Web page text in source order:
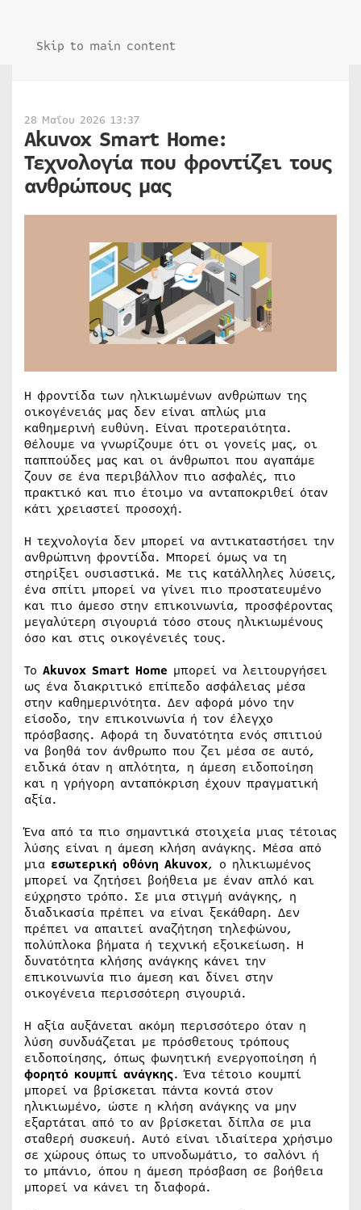
Skip to main content
28 Μαΐου 2026 13:37
Akuvox Smart Home:
Τεχνολογία που φροντίζει τους
ανθρώπους μας
Η φροντίδα των ηλικιωμένων ανθρώπων της
οικογένειάς μας δεν είναι απλώς μια
καθημερινή ευθύνη. Είναι προτεραιότητα.
Θέλουμε να γνωρίζουμε ότι οι γονείς μας, οι
παππούδες μας και οι άνθρωποι που αγαπάμε
ζουν σε ένα περιβάλλον πιο ασφαλές, πιο
πρακτικό και πιο έτοιμο να ανταποκριθεί όταν
κάτι χρειαστεί προσοχή.
Η τεχνολογία δεν μπορεί να αντικαταστήσει την
ανθρώπινη φροντίδα. Μπορεί όμως να τη
στηρίξει ουσιαστικά. Με τις κατάλληλες λύσεις,
ένα σπίτι μπορεί να γίνει πιο προστατευμένο
και πιο άμεσο στην επικοινωνία, προσφέροντας
μεγαλύτερη σιγουριά τόσο στους ηλικιωμένους
όσο και στις οικογένειές τους.
Το Akuvox Smart Home μπορεί να λειτουργήσει
ως ένα διακριτικό επίπεδο ασφάλειας μέσα
στην καθημερινότητα. Δεν αφορά μόνο την
είσοδο, την επικοινωνία ή τον έλεγχο
πρόσβασης. Αφορά τη δυνατότητα ενός σπιτιού
να βοηθά τον άνθρωπο που ζει μέσα σε αυτό,
ειδικά όταν η απλότητα, η άμεση ειδοποίηση
και η γρήγορη ανταπόκριση έχουν πραγματική
αξία.
Ένα από τα πιο σημαντικά στοιχεία μιας τέτοιας
λύσης είναι η άμεση κλήση ανάγκης. Μέσα από
μια εσωτερική οθόνη Akuvox, ο ηλικιωμένος
μπορεί να ζητήσει βοήθεια με έναν απλό και
εύχρηστο τρόπο. Σε μια στιγμή ανάγκης, η
διαδικασία πρέπει να είναι ξεκάθαρη. Δεν
πρέπει να απαιτεί αναζήτηση τηλεφώνου,
πολύπλοκα βήματα ή τεχνική εξοικείωση. Η
δυνατότητα κλήσης ανάγκης κάνει την
επικοινωνία πιο άμεση και δίνει στην
οικογένεια περισσότερη σιγουριά.
Η αξία αυξάνεται ακόμη περισσότερο όταν η
λύση συνδυάζεται με πρόσθετους τρόπους
ειδοποίησης, όπως φωνητική ενεργοποίηση ή
φορητό κουμπί ανάγκης. Ένα τέτοιο κουμπί
μπορεί να βρίσκεται πάντα κοντά στον
ηλικιωμένο, ώστε η κλήση ανάγκης να μην
εξαρτάται από το αν βρίσκεται δίπλα σε μια
σταθερή συσκευή. Αυτό είναι ιδιαίτερα χρήσιμο
σε χώρους όπως το υπνοδωμάτιο, το σαλόνι ή
το μπάνιο, όπου η άμεση πρόσβαση σε βοήθεια
μπορεί να κάνει τη διαφορά.